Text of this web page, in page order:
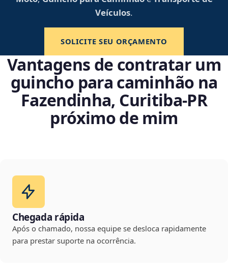
Veículos.
SOLICITE SEU ORÇAMENTO
Vantagens de contratar um
guincho para caminhão na
Fazendinha, Curitiba‑PR
próximo de mim
Chegada rápida
Após o chamado, nossa equipe se desloca rapidamente
para prestar suporte na ocorrência.